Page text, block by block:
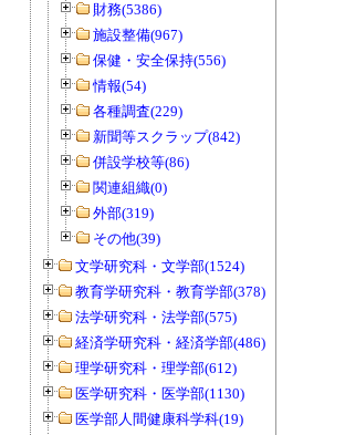
財務(5386)
施設整備(967)
保健・安全保持(556)
情報(54)
各種調査(229)
新聞等スクラップ(842)
併設学校等(86)
関連組織(0)
外部(319)
その他(39)
文学研究科・文学部(1524)
教育学研究科・教育学部(378)
法学研究科・法学部(575)
経済学研究科・経済学部(486)
理学研究科・理学部(612)
医学研究科・医学部(1130)
医学部人間健康科学科(19)